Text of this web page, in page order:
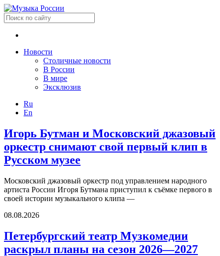
Новости
Столичные новости
В России
В мире
Эксклюзив
Ru
En
Игорь Бутман и Московский джазовый
оркестр снимают свой первый клип в
Русском музее
Московский джазовый оркестр под управлением народного
артиста России Игоря Бутмана приступил к съёмке первого в
своей истории музыкального клипа —
08.08.2026
Петербургский театр Музкомедии
раскрыл планы на сезон 2026—2027